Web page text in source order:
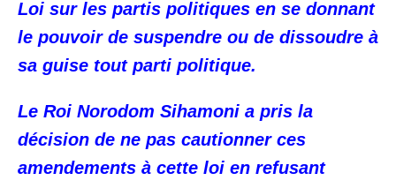
Loi sur les partis politiques en se donnant
le pouvoir de suspendre ou de dissoudre à
sa guise tout parti politique.
Le Roi Norodom Sihamoni a pris la
décision de ne pas cautionner ces
amendements à cette loi en refusant